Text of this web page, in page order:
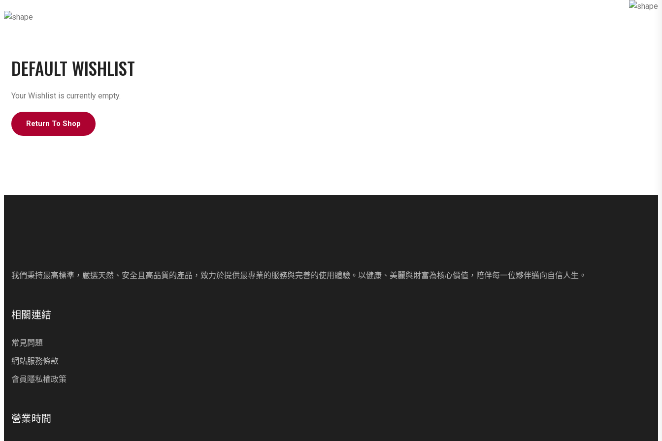
DEFAULT WISHLIST
Your Wishlist is currently empty.
Return To Shop
我們秉持最高標準，嚴選天然、安全且高品質的產品，致力於提供最專業的服務與完善的使用體驗。以健康、美麗與財富為核心價值，陪伴每一位夥伴邁向自信人生。
相關連結
常見問題
網站服務條款
會員隱私權政策
營業時間